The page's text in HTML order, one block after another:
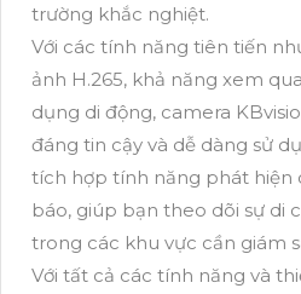
trường khắc nghiệt.
Với các tính năng tiên tiến
ảnh H.265, khả năng xem
dụng di động, camera
đáng tin cậy và dễ dàng sử
tích hợp tính năng phát hiện
báo, giúp bạn theo dõi sự di
trong các khu vực cần giám
Với tất cả các tính năng và